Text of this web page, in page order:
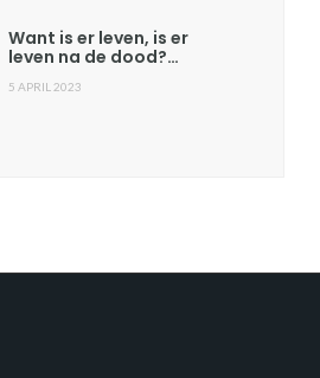
Want is er leven, is er
leven na de dood?…
5 APRIL 2023